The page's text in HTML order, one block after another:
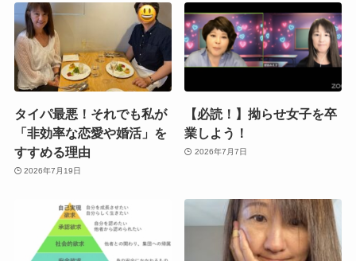
タイパ最悪！それでも私が
「非効率な恋愛や婚活」を
すすめる理由
2026年7月19日
【必読！】拗らせ女子を卒
業しよう！
2026年7月7日